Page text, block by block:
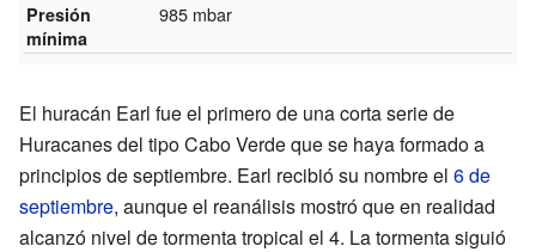
Presión
mínima
985 mbar
El huracán Earl fue el primero de una corta serie de
Huracanes del tipo Cabo Verde que se haya formado a
principios de septiembre. Earl recibió su nombre el 6 de
septiembre, aunque el reanálisis mostró que en realidad
alcanzó nivel de tormenta tropical el 4. La tormenta siguió